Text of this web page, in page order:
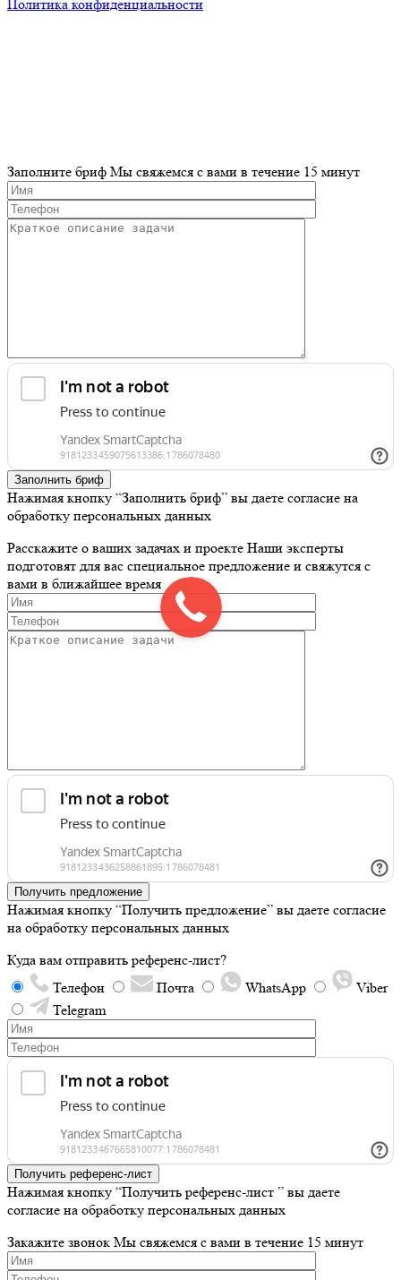
Политика конфиденциальности
Заполните бриф Мы свяжемся с вами в течение 15 минут
Заполнить бриф
Нажимая кнопку “Заполнить бриф” вы даете согласие на
обработку персональных данных
Расскажите о ваших задачах и проекте Наши эксперты
подготовят для вас специальное предложение и свяжутся с
вами в ближайшее время
Получить предложение
Нажимая кнопку “Получить предложение” вы даете согласие
на обработку персональных данных
Куда вам отправить референс-лист?
Телефон
Почта WhatsApp
Viber
Telegram
Получить референс-лист
Нажимая кнопку “Получить референс-лист ” вы даете
согласие на обработку персональных данных
Закажите звонок Мы свяжемся с вами в течение 15 минут